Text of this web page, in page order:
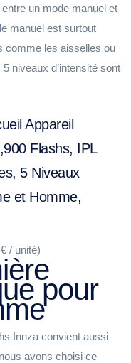
un mode manuel et
manuel est surtout
comme les aisselles ou
niveaux d’intensité sont
Appareil
Flashs, IPL
5 Niveaux
et Homme,
/ unité)
pour
Innza convient aussi
avons choisi ce